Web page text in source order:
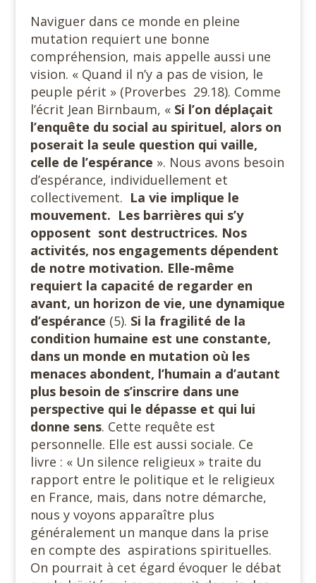
Naviguer dans ce monde en pleine
mutation requiert une bonne
compréhension, mais appelle aussi une
vision. « Quand il n’y a pas de vision, le
peuple périt » (Proverbes 29.18). Comme
l’écrit Jean Birnbaum, « Si l’on déplaçait
l’enquête du social au spirituel, alors on
poserait la seule question qui vaille,
celle de l’espérance ». Nous avons besoin
d’espérance, individuellement et
collectivement. La vie implique le
mouvement. Les barrières qui s’y
opposent sont destructrices. Nos
activités, nos engagements dépendent
de notre motivation. Elle-même
requiert la capacité de regarder en
avant, un horizon de vie, une dynamique
d’espérance (5). Si la fragilité de la
condition humaine est une constante,
dans un monde en mutation où les
menaces abondent, l’humain a d’autant
plus besoin de s’inscrire dans une
perspective qui le dépasse et qui lui
donne sens. Cette requête est
personnelle. Elle est aussi sociale. Ce
livre : « Un silence religieux » traite du
rapport entre le politique et le religieux
en France, mais, dans notre démarche,
nous y voyons apparaître plus
généralement un manque dans la prise
en compte des aspirations spirituelles.
On pourrait à cet égard évoquer le débat